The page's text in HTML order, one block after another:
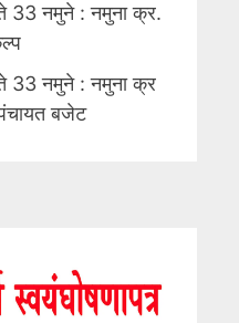
33 नमुने : नमुना क्र.
33 नमुने : नमुना क्र
बजेट